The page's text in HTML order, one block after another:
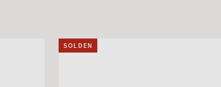
SOLDEN